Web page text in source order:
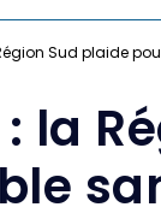
Sud plaide
la